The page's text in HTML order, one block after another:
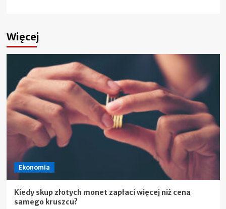
Więcej
Ekonomia
Kiedy skup złotych monet zapłaci więcej niż cena
samego kruszcu?